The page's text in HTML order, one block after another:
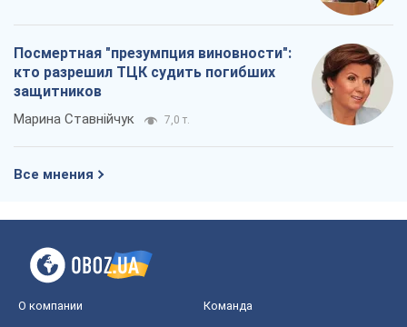
Посмертная "презумпция виновности":
кто разрешил ТЦК судить погибших
защитников
Марина Ставнійчук 7,0 т.
Все мнения
О компании Команда